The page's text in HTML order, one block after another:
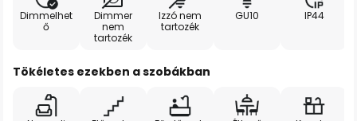
Dimmelhet
ő
Dimmer
nem
tartozék
Izzó nem
tartozék
GU10 IP44
Tökéletes ezekben a szobákban